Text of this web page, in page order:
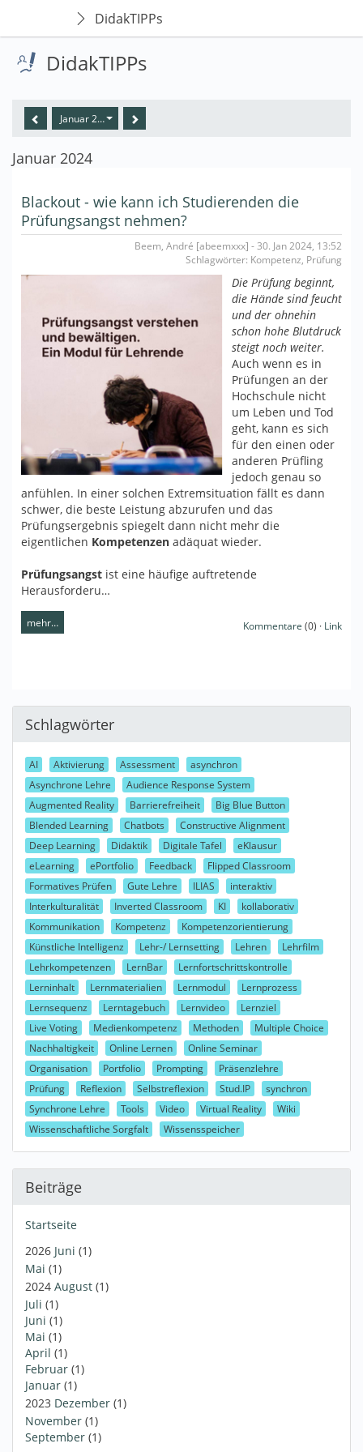
DidakTIPPs
DidakTIPPs
Januar 2024
Januar 2024
Blackout - wie kann ich Studierenden die
Prüfungsangst nehmen?
Beem, André [abeemxxx] - 30. Jan 2024, 13:52
Schlagwörter: Kompetenz, Prüfung
Die Prüfung beginnt,
die Hände sind feucht
und der ohnehin
schon hohe Blutdruck
steigt noch weiter.
Auch wenn es in
Prüfungen an der
Hochschule nicht
um Leben und Tod
geht, kann es sich
für den einen oder
anderen Prüfling
jedoch genau so
anfühlen. In einer solchen Extremsituation fällt es dann
schwer, die beste Leistung abzurufen und das
Prüfungsergebnis spiegelt dann nicht mehr die
eigentlichen Kompetenzen adäquat wieder.
Prüfungsangst ist eine häufige auftretende
Herausforderu…
mehr… Kommentare (0) · Link
Schlagwörter
AI Aktivierung Assessment
asynchron
Asynchrone Lehre
Audience Response System
Augmented Reality
Barrierefreiheit
Big Blue Button
Blended Learning
Chatbots
Constructive Alignment
Deep Learning
Didaktik Digitale Tafel
eKlausur
eLearning
ePortfolio Feedback
Flipped Classroom
Formatives Prüfen
Gute Lehre ILIAS
interaktiv
Interkulturalität
Inverted Classroom KI
kollaborativ
Kommunikation
Kompetenz
Kompetenzorientierung
Künstliche Intelligenz
Lehr-/ Lernsetting Lehren
Lehrfilm
Lehrkompetenzen
LernBar
Lernfortschrittskontrolle
Lerninhalt
Lernmaterialien Lernmodul
Lernprozess
Lernsequenz
Lerntagebuch Lernvideo
Lernziel
Live Voting
Medienkompetenz Methoden
Multiple Choice
Nachhaltigkeit
Online Lernen
Online Seminar
Organisation
Portfolio Prompting
Präsenzlehre
Prüfung
Reflexion Selbstreflexion Stud.IP
synchron
Synchrone Lehre
Tools Video Virtual Reality
Wiki
Wissenschaftliche Sorgfalt
Wissensspeicher
Beiträge
Startseite
2026 Juni (1)
Mai (1)
2024 August (1)
Juli (1)
Juni (1)
Mai (1)
April (1)
Februar (1)
Januar (1)
2023 Dezember (1)
November (1)
September (1)